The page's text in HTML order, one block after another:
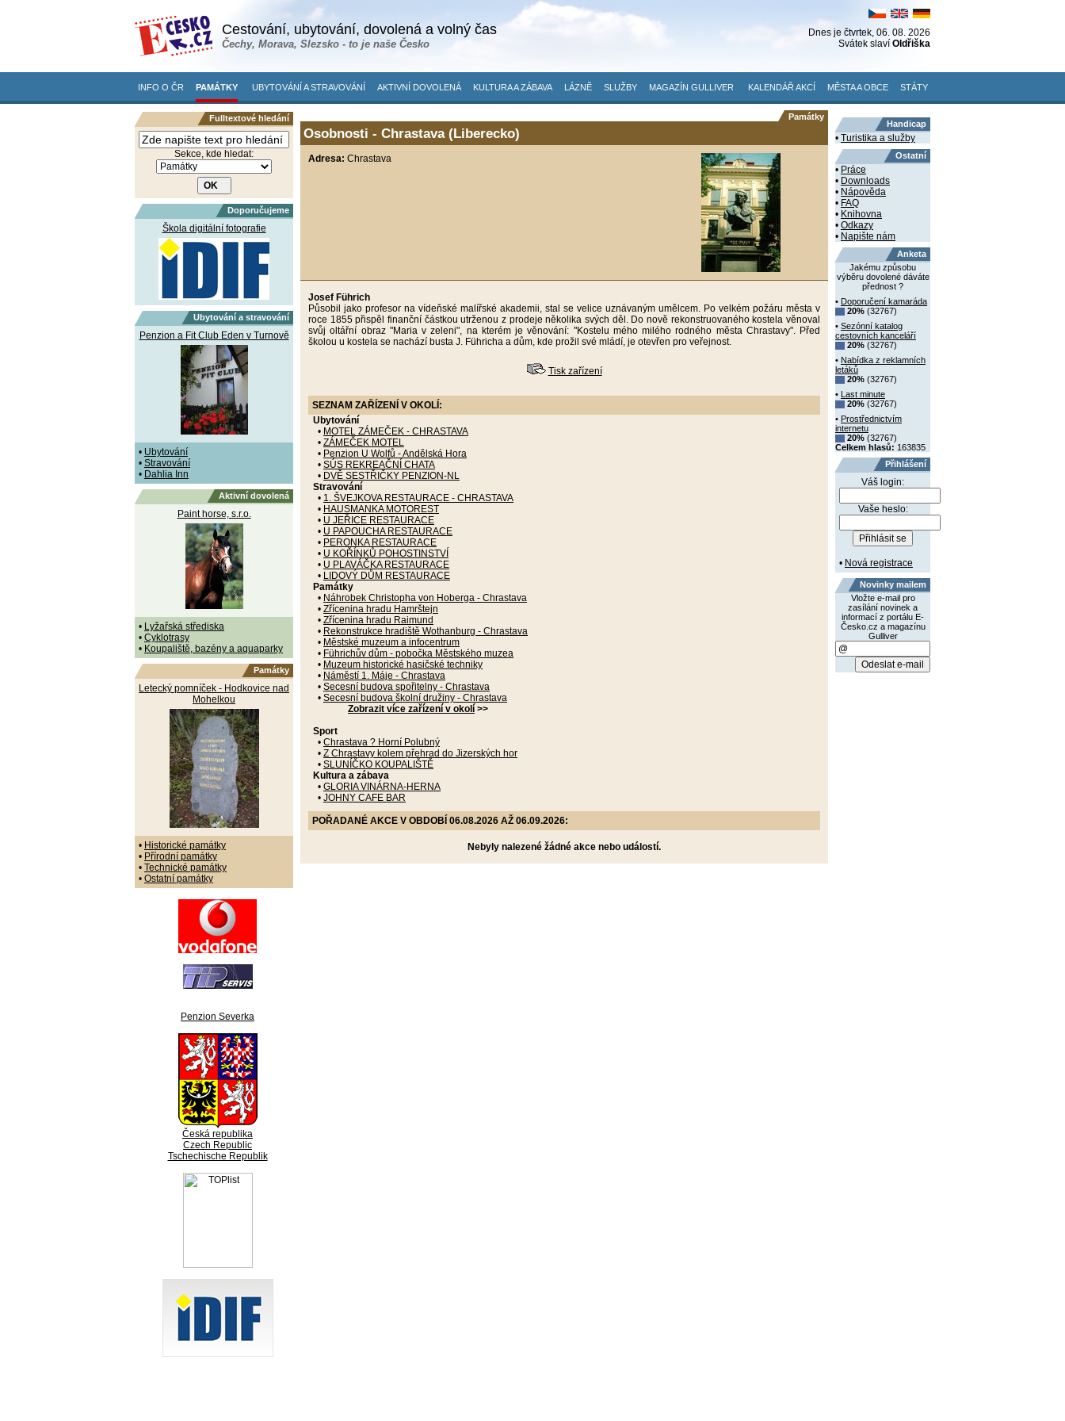
Cestování, ubytování, dovolená a volný čas
Čechy, Morava, Slezsko - to je naše Česko
Dnes je čtvrtek, 06. 08. 2026
Svátek slaví Oldřiška
INFO O ČR PAMÁTKY UBYTOVÁNÍ A STRAVOVÁNÍ AKTIVNÍ DOVOLENÁ KULTURA A ZÁBAVA LÁZNĚ SLUŽBY MAGAZÍN GULLIVER KALENDÁŘ AKCÍ MĚSTA A OBCE STÁTY
Fulltextové hledání
Sekce, kde hledat:
Doporučujeme
Škola digitální fotografie
Ubytování a stravování
Penzion a Fit Club Eden v Turnově
• Ubytování
• Stravování
• Dahlia Inn
Aktivní dovolená
Paint horse, s.r.o.
• Lyžařská střediska
• Cyklotrasy
• Koupaliště, bazény a aquaparky
Památky
Letecký pomníček - Hodkovice nad
Mohelkou
• Historické památky
• Přírodní památky
• Technické památky
• Ostatní památky
Penzion Severka
Česká republika
Czech Republic
Tschechische Republik
Památky
Osobnosti - Chrastava (Liberecko)
Adresa: Chrastava
Josef Führich
Působil jako profesor na vídeňské malířské akademii, stal se velice uznávaným umělcem. Po velkém požáru města v
roce 1855 přispěl finanční částkou utrženou z prodeje několika svých děl. Do nově rekonstruovaného kostela věnoval
svůj oltářní obraz "Maria v zeleni", na kterém je věnování: "Kostelu mého milého rodného města Chrastavy". Před
školou u kostela se nachází busta J. Führicha a dům, kde prožil své mládí, je otevřen pro veřejnost.
Tisk zařízení
SEZNAM ZAŘÍZENÍ V OKOLÍ:
Ubytování
• MOTEL ZÁMEČEK - CHRASTAVA
• ZÁMEČEK MOTEL
• Penzion U Wolfů - Andělská Hora
• SÚS REKREAČNÍ CHATA
• DVĚ SESTŘIČKY PENZION-NL
Stravování
• 1. ŠVEJKOVA RESTAURACE - CHRASTAVA
• HAUSMANKA MOTOREST
• U JEŘICE RESTAURACE
• U PAPOUCHA RESTAURACE
• PERONKA RESTAURACE
• U KOŘÍNKŮ POHOSTINSTVÍ
• U PLAVÁČKA RESTAURACE
• LIDOVÝ DŮM RESTAURACE
Památky
• Náhrobek Christopha von Hoberga - Chrastava
• Zřícenina hradu Hamrštejn
• Zřícenina hradu Raimund
• Rekonstrukce hradiště Wothanburg - Chrastava
• Městské muzeum a infocentrum
• Führichův dům - pobočka Městského muzea
• Muzeum historické hasičské techniky
• Náměstí 1. Máje - Chrastava
• Secesní budova spořitelny - Chrastava
• Secesní budova školní družiny - Chrastava
Zobrazit více zařízení v okolí >>
Sport
• Chrastava ? Horní Polubný
• Z Chrastavy kolem přehrad do Jizerských hor
• SLUNÍČKO KOUPALIŠTĚ
Kultura a zábava
• GLORIA VINÁRNA-HERNA
• JOHNY CAFE BAR
POŘADANÉ AKCE V OBDOBÍ 06.08.2026 AŽ 06.09.2026:
Nebyly nalezené žádné akce nebo událostí.
Handicap
• Turistika a služby
Ostatní
• Práce
• Downloads
• Nápověda
• FAQ
• Knihovna
• Odkazy
• Napište nám
Anketa
Jakému způsobu
výběru dovolené dáváte
přednost ?
• Doporučení kamaráda
20% (32767)
• Sezónní katalog
cestovních kanceláří
20% (32767)
• Nabídka z reklamních
letáků
20% (32767)
•
Last minute
20% (32767)
• Prostřednictvím
internetu
20% (32767)
Celkem hlasů: 163835
Přihlášení
Váš login:
Vaše heslo:
• Nová registrace
Novinky mailem
Vložte e-mail pro
zasílání novinek a
informací z portálu E-
Česko.cz a magazínu
Gulliver